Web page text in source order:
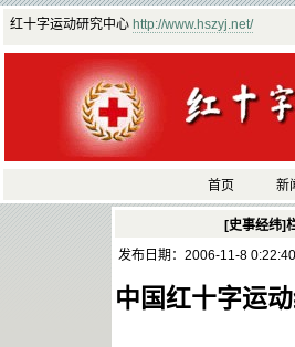
红十字运动研究中心 http://www.hszyj.net/
首页 新
[史事经纬]
发布日期：2006-11-8
中国红十字运